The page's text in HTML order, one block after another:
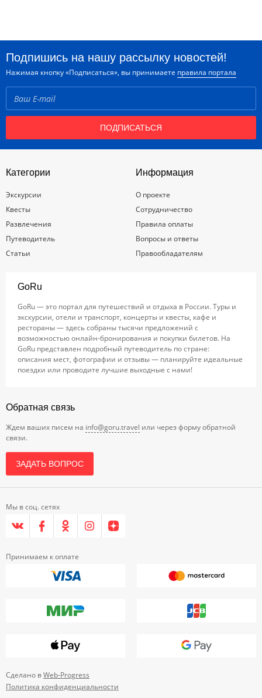
Подпишись на нашу рассылку новостей!
Нажимая кнопку «Подписаться», вы принимаете правила портала
ПОДПИСАТЬСЯ
Категории
Экскурсии
Квесты
Развлечения
Путеводитель
Статьи
Информация
О проекте
Сотрудничество
Правила оплаты
Вопросы и ответы
Правообладателям
GoRu
GoRu — это портал для путешествий и отдыха в России. Туры и
экскурсии, отели и транспорт, концерты и квесты, кафе и
рестораны — здесь собраны тысячи предложений с
возможностью онлайн-бронирования и покупки билетов. На
GoRu представлен подробный путеводитель по стране:
описания мест, фотографии и отзывы — планируйте идеальные
поездки или проводите лучшие выходные с нами!
Обратная связь
Ждем ваших писем на info@goru.travel или через форму обратной
связи.
ЗАДАТЬ ВОПРОС
Мы в соц. сетях
Принимаем к оплате
Сделано вWeb-Progress
Политика конфиденциальности